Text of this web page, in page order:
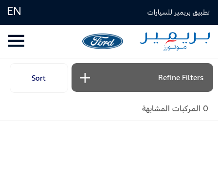
EN تطبيق بريمير للسيارات
Sort
أقل سعر أولا Refine Filters
0 المركبات المشابهة